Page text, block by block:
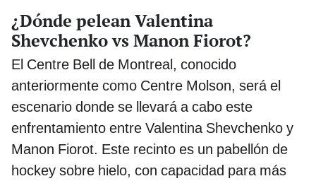
¿Dónde pelean Valentina
Shevchenko vs Manon Fiorot?
El Centre Bell de Montreal, conocido
anteriormente como Centre Molson, será el
escenario donde se llevará a cabo este
enfrentamiento entre Valentina Shevchenko y
Manon Fiorot. Este recinto es un pabellón de
hockey sobre hielo, con capacidad para más